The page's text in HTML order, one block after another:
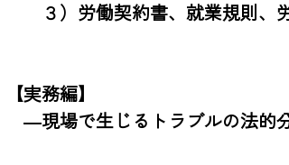
３）労働契約書、就業規則、
【実務編】
―現場で生じるトラブルの法的